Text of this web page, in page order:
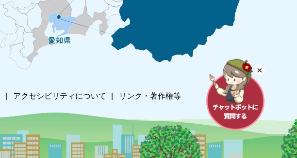
アクセシビリティについて リンク・著作権等
×